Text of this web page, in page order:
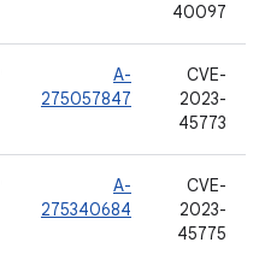
40097
CVE-
2023-
45773
A-
275057847
CVE-
2023-
45775
A-
275340684